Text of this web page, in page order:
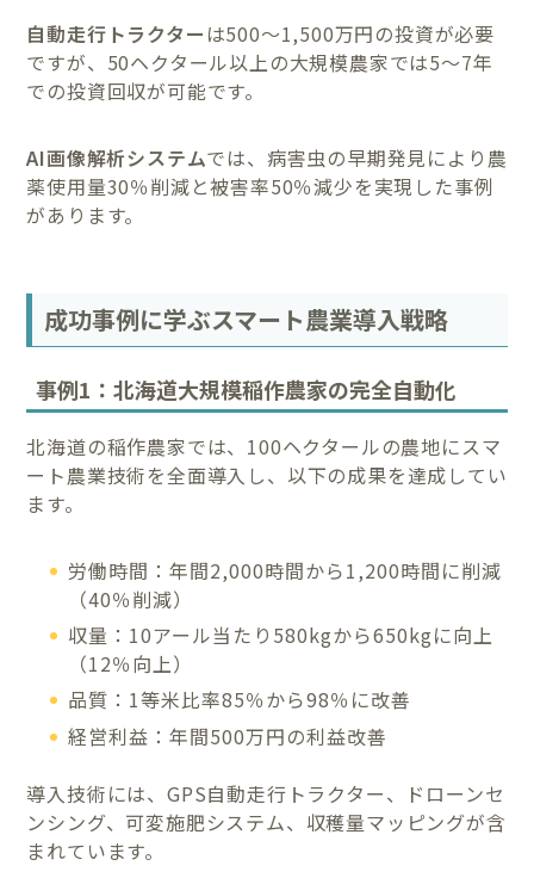
自動走行トラクターは500〜1,500万円の投資が必要
ですが、50ヘクタール以上の大規模農家では5〜7年
での投資回収が可能です。
AI画像解析システムでは、病害虫の早期発見により農
薬使用量30％削減と被害率50％減少を実現した事例
があります。
成功事例に学ぶスマート農業導入戦略
事例1：北海道大規模稲作農家の完全自動化
北海道の稲作農家では、100ヘクタールの農地にスマ
ート農業技術を全面導入し、以下の成果を達成してい
ます。
労働時間：年間2,000時間から1,200時間に削減
（40％削減）
収量：10アール当たり580kgから650kgに向上
（12％向上）
品質：1等米比率85％から98％に改善
経営利益：年間500万円の利益改善
導入技術には、GPS自動走行トラクター、ドローンセ
ンシング、可変施肥システム、収穫量マッピングが含
まれています。